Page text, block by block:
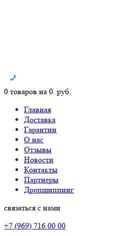
0 товаров на 0. руб.
Главная
Доставка
Гарантии
О нас
Отзывы
Новости
Контакты
Партнеры
Дропшиппинг
связаться с нами
+7 (969) 716 00 00